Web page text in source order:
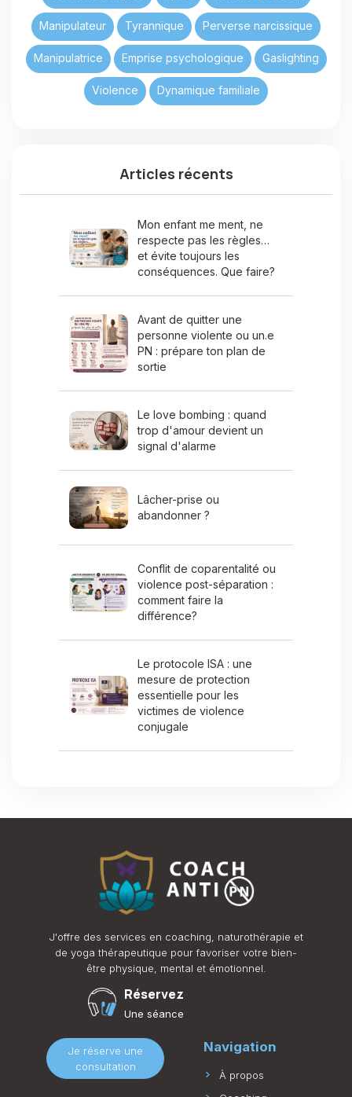
Manipulateur Tyrannique Perverse narcissique
Manipulatrice Emprise psychologique Gaslighting
Violence Dynamique familiale
Articles récents
Mon enfant me ment, ne
respecte pas les règles…
et évite toujours les
conséquences. Que faire?
Avant de quitter une
personne violente ou un.e
PN : prépare ton plan de
sortie
Le love bombing : quand
trop d'amour devient un
signal d'alarme
Lâcher-prise ou
abandonner ?
Conflit de coparentalité ou
violence post-séparation :
comment faire la
différence?
Le protocole ISA : une
mesure de protection
essentielle pour les
victimes de violence
conjugale
J'offre des services en coaching, naturothérapie et
de yoga thérapeutique pour favoriser votre bien-
être physique, mental et émotionnel.
Réservez
Une séance
Je réserve une
consultation
Navigation
À propos